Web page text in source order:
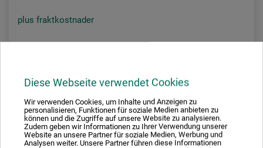
Diese Webseite verwendet Cookies
Wir verwenden Cookies, um Inhalte und Anzeigen zu
personalisieren, Funktionen für soziale Medien anbieten zu
können und die Zugriffe auf unsere Website zu analysieren.
Zudem geben wir Informationen zu Ihrer Verwendung unserer
Website an unsere Partner für soziale Medien, Werbung und
Analysen weiter. Unsere Partner führen diese Informationen
plus fraktkostnader